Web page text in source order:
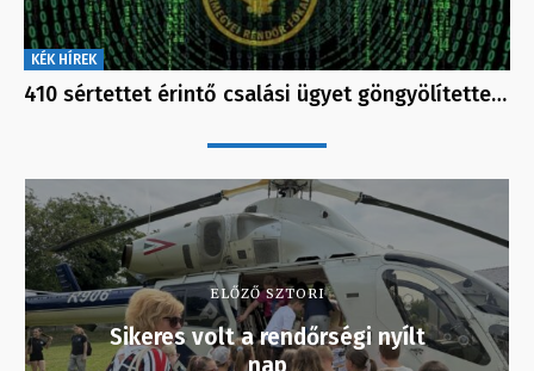
KÉK HÍREK
410 sértettet érintő csalási ügyet göngyölítette…
ELŐZŐ SZTORI
Sikeres volt a rendőrségi nyílt
nap